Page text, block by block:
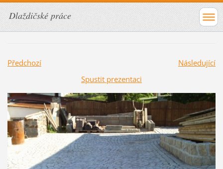
Dlaždičské práce
Předchozí
Následující
Spustit prezentaci